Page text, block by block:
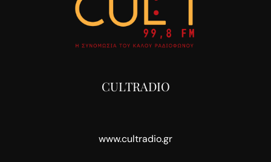
CULTRADIO
www.cultradio.gr